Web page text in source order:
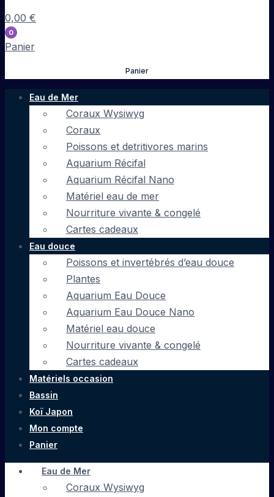
0,00 €
0
Panier
Panier
Eau de Mer
Coraux Wysiwyg
Coraux
Poissons et detritivores marins
Aquarium Récifal
Aquarium Récifal Nano
Matériel eau de mer
Nourriture vivante & congelé
Cartes cadeaux
Eau douce
Poissons et invertébrés d’eau douce
Plantes
Aquarium Eau Douce
Aquarium Eau Douce Nano
Matériel eau douce
Nourriture vivante & congelé
Cartes cadeaux
Matériels occasion
Bassin
Koï Japon
Mon compte
Panier
Eau de Mer
Coraux Wysiwyg